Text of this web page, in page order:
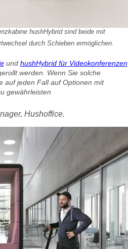
hushHybrid sind beide mit
durch Schieben ermöglichen.
und hushHybrid für Videokonferenzen
werden. Wenn Sie solche
auf jeden Fall auf Optionen mit
gewährleisten
Hushoffice.